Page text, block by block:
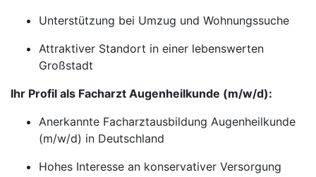
Unterstützung bei Umzug und Wohnungssuche
Attraktiver Standort in einer lebenswerten
Großstadt
Ihr Profil als Facharzt Augenheilkunde (m/w/d):
Anerkannte Facharztausbildung Augenheilkunde
(m/w/d) in Deutschland
Hohes Interesse an konservativer Versorgung